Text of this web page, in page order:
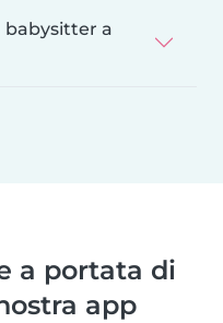
babysitter a
a portata di
app